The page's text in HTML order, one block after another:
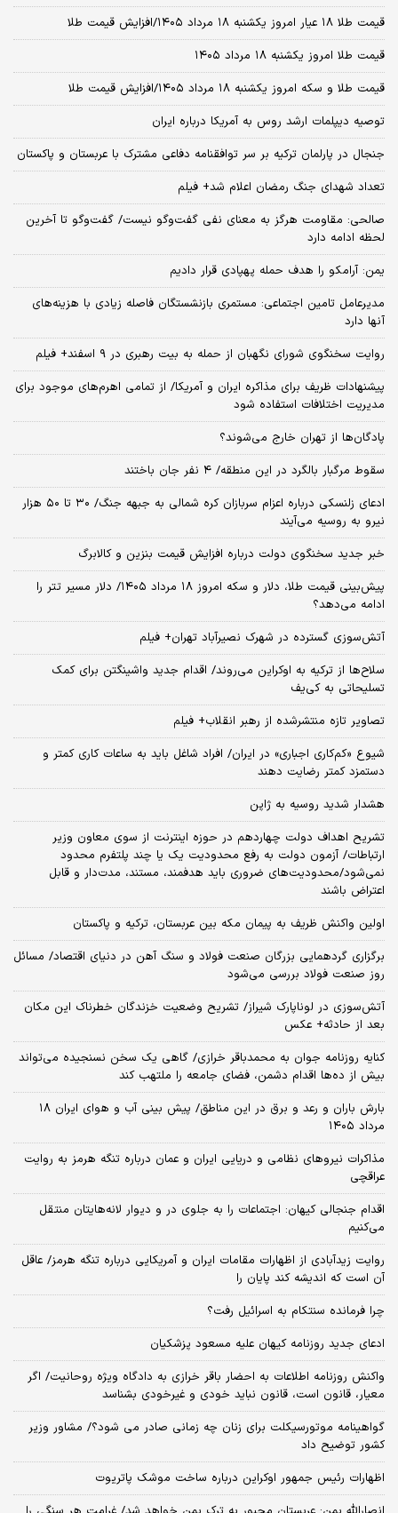
قیمت طلا ۱۸ عیار امروز یکشنبه ۱۸ مرداد ۱۴۰۵/افزایش قیمت طلا
قیمت طلا امروز یکشنبه ۱۸ مرداد ۱۴۰۵
قیمت طلا و سکه امروز یکشنبه ۱۸ مرداد ۱۴۰۵/افزایش قیمت طلا
توصیه دیپلمات ارشد روس به آمریکا درباره ایران
جنجال در پارلمان ترکیه بر سر توافقنامه دفاعی مشترک با عربستان و پاکستان
تعداد شهدای جنگ رمضان اعلام شد+ فیلم
صالحی: مقاومت هرگز به معنای نفی گفت‌وگو نیست/ گفت‌وگو تا آخرین
لحظه ادامه دارد
یمن: آرامکو را هدف حمله پهپادی قرار دادیم
مدیرعامل تامین اجتماعی: مستمری بازنشستگان فاصله زیادی با هزینه‌های
آنها دارد
روایت سخنگوی شورای نگهبان از حمله به بیت رهبری در ۹ اسفند+ فیلم
پیشنهادات ظریف برای مذاکره ایران و آمریکا/ از تمامی اهرم‌های موجود برای
مدیریت اختلافات استفاده شود
پادگان‌ها از تهران خارج می‌شوند؟
سقوط مرگبار بالگرد در این منطقه/ ۴ نفر جان باختند
ادعای زلنسکی درباره اعزام سربازان کره شمالی به جبهه جنگ/ ۳۰ تا ۵۰ هزار
نیرو به روسیه می‌آیند
خبر جدید سخنگوی دولت درباره افزایش قیمت بنزین و کالابرگ
پیش‌بینی قیمت طلا، دلار و سکه امروز ۱۸ مرداد ۱۴۰۵/ دلار مسیر تتر را
ادامه می‌دهد؟
آتش‌سوزی گسترده در شهرک نصیرآباد تهران+ فیلم
سلاح‌ها از ترکیه به اوکراین می‌روند/ اقدام جدید واشینگتن برای کمک
تسلیحاتی به کی‌یف
تصاویر تازه منتشرشده از رهبر انقلاب+ فیلم
شیوع «کم‌کاری اجباری» در ایران/ افراد شاغل باید به ساعات کاری کمتر و
دستمزد کمتر رضایت دهند
هشدار شدید روسیه به ژاپن
تشریح اهداف دولت چهاردهم در حوزه اینترنت از سوی معاون وزیر
ارتباطات/ آزمون دولت به رفع محدودیت یک یا چند پلتفرم محدود
نمی‌‎شود/محدودیت‌های ضروری باید هدفمند، مستند، مدت‌دار و قابل
اعتراض باشند
اولین واکنش ظریف به پیمان مکه بین عربستان، ترکیه و پاکستان
برگزاری گردهمایی بزرگان صنعت فولاد و سنگ آهن در دنیای اقتصاد/ مسائل
روز صنعت فولاد بررسی می‌شود
آتش‌سوزی در لوناپارک شیراز/ تشریح وضعیت خزندگان خطرناک این مکان
بعد از حادثه+ عکس
کنایه روزنامه جوان به محمدباقر خرازی/ گاهی یک سخن نسنجیده می‌تواند
بیش از ده‌ها اقدام دشمن، فضای جامعه را ملتهب کند
بارش باران و رعد و برق در این مناطق/ پیش بینی آب و هوای ایران ۱۸
مرداد ۱۴۰۵
مذاکرات نیروهای نظامی و دریایی ایران و عمان درباره تنگه هرمز به روایت
عراقچی
اقدام جنجالی کیهان: اجتماعات را به جلوی در و دیوار لانه‌هایتان منتقل
می‌کنیم
روایت زیدآبادی از اظهارات مقامات ایران و آمریکایی درباره تنگه هرمز/ عاقل
آن است که اندیشه کند پایان را
چرا فرمانده سنتکام به اسرائیل رفت؟
ادعای جدید روزنامه کیهان علیه مسعود پزشکیان
واکنش روزنامه اطلاعات به احضار باقر خرازی به دادگاه ویژه روحانیت/ اگر
معیار، قانون است، قانون نباید خودی و غیرخودی بشناسد
گواهینامه موتورسیکلت برای زنان چه زمانی صادر می شود؟/ مشاور وزیر
کشور توضیح داد
اظهارات رئیس جمهور اوکراین درباره ساخت موشک پاتریوت